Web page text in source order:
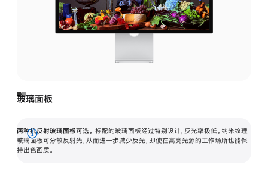
玻璃面板
两种抗反射玻璃面板可选。 标配的玻璃面板经过特别设计，反光率极低。纳米纹理
玻璃面板可分散反射光，从而进一步减少反光，即使在高亮光源的工作场所也能保
持出色画质。
展
开